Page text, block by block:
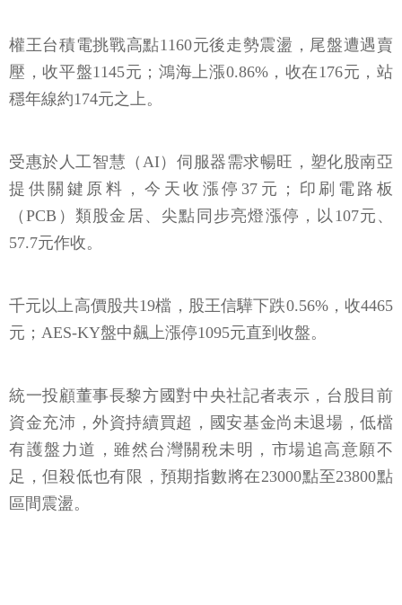
權王台積電挑戰高點1160元後走勢震盪，尾盤遭遇賣
壓，收平盤1145元；鴻海上漲0.86%，收在176元，站
穩年線約174元之上。
受惠於人工智慧（AI）伺服器需求暢旺，塑化股南亞
提供關鍵原料，今天收漲停37元；印刷電路板
（PCB）類股金居、尖點同步亮燈漲停，以107元、
57.7元作收。
千元以上高價股共19檔，股王信驊下跌0.56%，收4465
元；AES-KY盤中飆上漲停1095元直到收盤。
統一投顧董事長黎方國對中央社記者表示，台股目前
資金充沛，外資持續買超，國安基金尚未退場，低檔
有護盤力道，雖然台灣關稅未明，市場追高意願不
足，但殺低也有限，預期指數將在23000點至23800點
區間震盪。